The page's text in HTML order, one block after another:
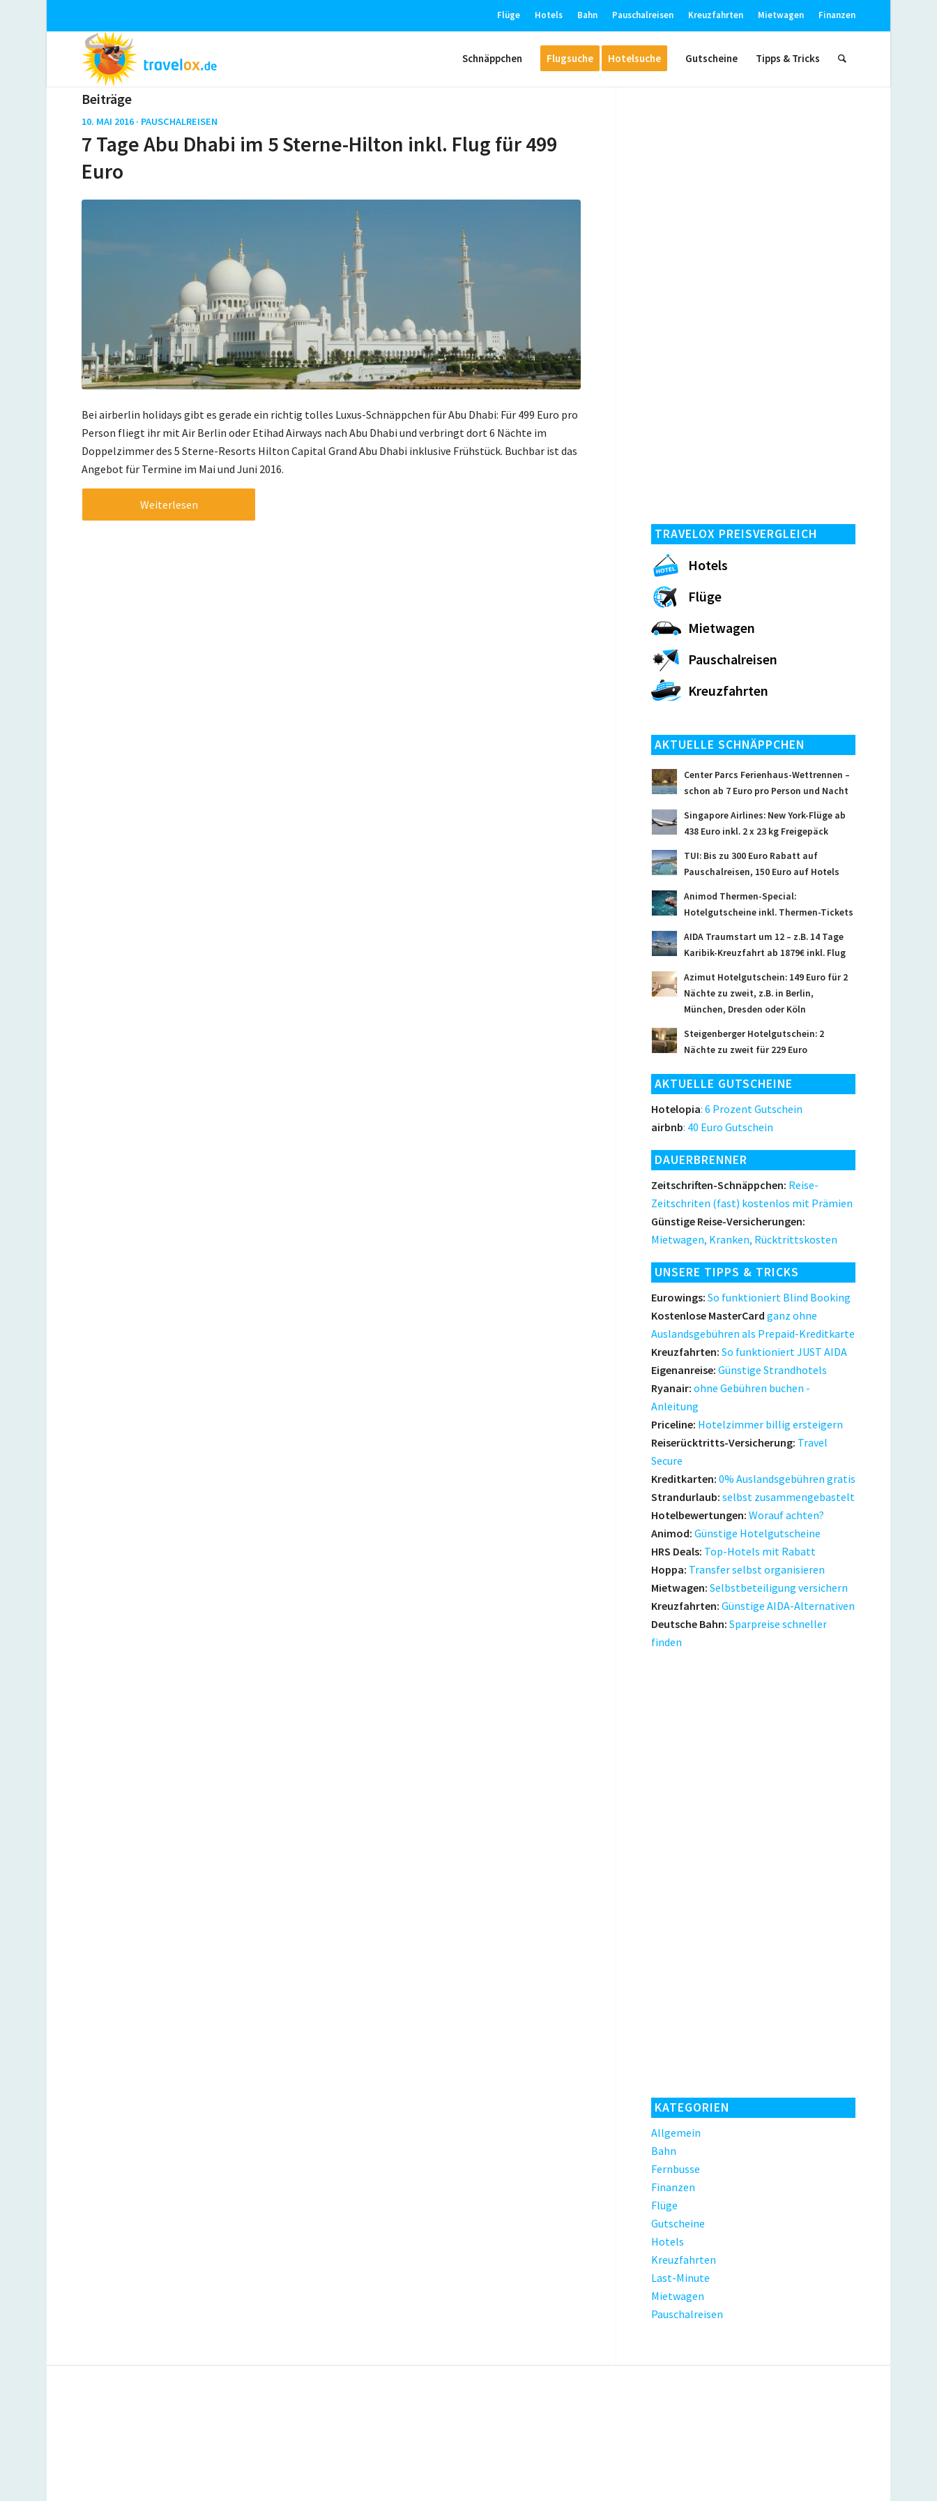
Flüge Hotels Bahn Pauschalreisen Kreuzfahrten Mietwagen Finanzen
Schnäppchen Flugsuche Hotelsuche Gutscheine Tipps & Tricks
Beiträge
10. MAI 2016 · PAUSCHALREISEN
7 Tage Abu Dhabi im 5 Sterne-Hilton inkl. Flug für 499
Euro
Bei airberlin holidays gibt es gerade ein richtig tolles Luxus-Schnäppchen für Abu Dhabi: Für 499 Euro pro
Person fliegt ihr mit Air Berlin oder Etihad Airways nach Abu Dhabi und verbringt dort 6 Nächte im
Doppelzimmer des 5 Sterne-Resorts Hilton Capital Grand Abu Dhabi inklusive Frühstück. Buchbar ist das
Angebot für Termine im Mai und Juni 2016.
Weiterlesen
TRAVELOX PREISVERGLEICH
Hotels
Flüge
Mietwagen
Pauschalreisen
Kreuzfahrten
AKTUELLE SCHNÄPPCHEN
Center Parcs Ferienhaus-Wettrennen –
schon ab 7 Euro pro Person und Nacht
Singapore Airlines: New York-Flüge ab
438 Euro inkl. 2 x 23 kg Freigepäck
TUI: Bis zu 300 Euro Rabatt auf
Pauschalreisen, 150 Euro auf Hotels
Animod Thermen-Special:
Hotelgutscheine inkl. Thermen-Tickets
AIDA Traumstart um 12 – z.B. 14 Tage
Karibik-Kreuzfahrt ab 1879€ inkl. Flug
Azimut Hotelgutschein: 149 Euro für 2
Nächte zu zweit, z.B. in Berlin,
München, Dresden oder Köln
Steigenberger Hotelgutschein: 2
Nächte zu zweit für 229 Euro
AKTUELLE GUTSCHEINE
Hotelopia: 6 Prozent Gutschein
airbnb: 40 Euro Gutschein
DAUERBRENNER
Zeitschriften-Schnäppchen: Reise-
Zeitschriten (fast) kostenlos mit Prämien
Günstige Reise-Versicherungen:
Mietwagen, Kranken, Rücktrittskosten
UNSERE TIPPS & TRICKS
Eurowings: So funktioniert Blind Booking
Kostenlose MasterCard ganz ohne
Auslandsgebühren als Prepaid-Kreditkarte
Kreuzfahrten: So funktioniert JUST AIDA
Eigenanreise: Günstige Strandhotels
Ryanair: ohne Gebühren buchen -
Anleitung
Priceline: Hotelzimmer billig ersteigern
Reiserücktritts-Versicherung: Travel
Secure
Kreditkarten: 0% Auslandsgebühren gratis
Strandurlaub: selbst zusammengebastelt
Hotelbewertungen: Worauf achten?
Animod: Günstige Hotelgutscheine
HRS Deals: Top-Hotels mit Rabatt
Hoppa: Transfer selbst organisieren
Mietwagen: Selbstbeteiligung versichern
Kreuzfahrten: Günstige AIDA-Alternativen
Deutsche Bahn: Sparpreise schneller
finden
KATEGORIEN
Allgemein
Bahn
Fernbusse
Finanzen
Flüge
Gutscheine
Hotels
Kreuzfahrten
Last-Minute
Mietwagen
Pauschalreisen